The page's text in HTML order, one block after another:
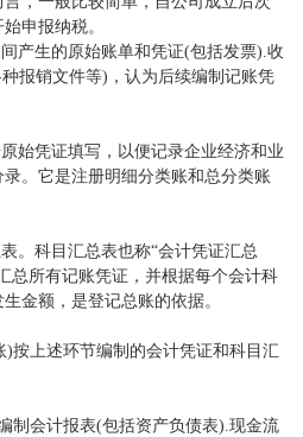
申报纳税。
产生的原始账单和凭证(包括发票).收
报销文件等)，认为后续编制记账凭
始凭证填写，以便记录企业经济和业
。它是注册明细分类账和总分类账
。科目汇总表也称“会计凭证汇总
总所有记账凭证，并根据每个会计科
金额，是登记总账的依据。
按上述环节编制的会计凭证和科目汇
制会计报表(包括资产负债表).现金流